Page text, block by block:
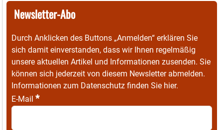
Newsletter-Abo
Durch Anklicken des Buttons „Anmelden“ erklären Sie
sich damit einverstanden, dass wir Ihnen regelmäßig
unsere aktuellen Artikel und Informationen zusenden. Sie
können sich jederzeit von diesem Newsletter abmelden.
Informationen zum Datenschutz finden Sie hier.
E-Mail *